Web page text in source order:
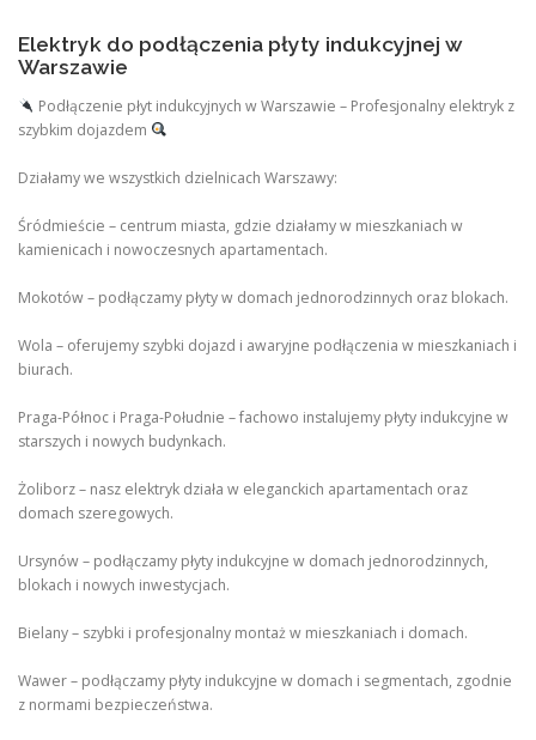
Elektryk do podłączenia płyty indukcyjnej w
Warszawie
Podłączenie płyt indukcyjnych w Warszawie – Profesjonalny elektryk z
szybkim dojazdem
Działamy we wszystkich dzielnicach Warszawy:
Śródmieście – centrum miasta, gdzie działamy w mieszkaniach w
kamienicach i nowoczesnych apartamentach.
Mokotów – podłączamy płyty w domach jednorodzinnych oraz blokach.
Wola – oferujemy szybki dojazd i awaryjne podłączenia w mieszkaniach i
biurach.
Praga-Północ i Praga-Południe – fachowo instalujemy płyty indukcyjne w
starszych i nowych budynkach.
Żoliborz – nasz elektryk działa w eleganckich apartamentach oraz
domach szeregowych.
Ursynów – podłączamy płyty indukcyjne w domach jednorodzinnych,
blokach i nowych inwestycjach.
Bielany – szybki i profesjonalny montaż w mieszkaniach i domach.
Wawer – podłączamy płyty indukcyjne w domach i segmentach, zgodnie
z normami bezpieczeństwa.